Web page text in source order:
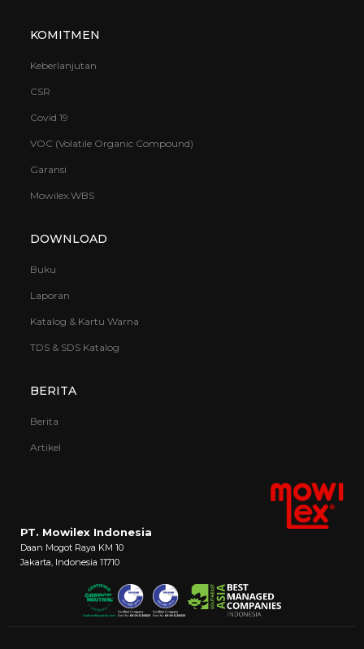
KOMITMEN
Keberlanjutan
CSR
Covid 19
VOC (Volatile Organic Compound)
Garansi
Mowilex.WBS
DOWNLOAD
Buku
Laporan
Katalog & Kartu Warna
TDS & SDS Katalog
BERITA
Berita
Artikel
PT. Mowilex Indonesia
Daan Mogot Raya KM 10
Jakarta, Indonesia 11710